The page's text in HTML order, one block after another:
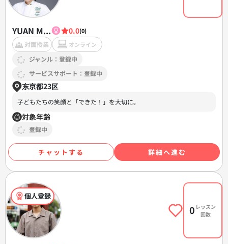
YUAN M... 0.0(0)
対面授業 オンライン
ジャンル：登録中
サービスサポート：登録中
东京都23区
子どもたちの笑顔と「できた！」を大切に。
対象年齢
登録中
チャットする 詳細へ進む
個人登録
0 レッスン
回数